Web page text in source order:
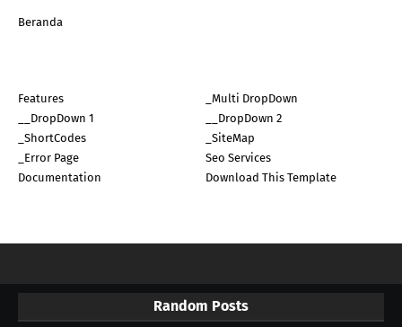
Beranda
Features
_Multi DropDown
__DropDown 1
__DropDown 2
_ShortCodes
_SiteMap
_Error Page
Seo Services
Documentation
Download This Template
Random Posts